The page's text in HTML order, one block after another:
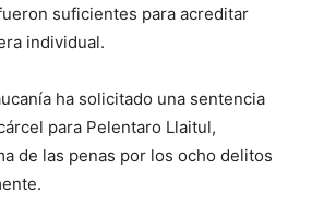
suficientes para acreditar
individual.
ha solicitado una sentencia
para Pelentaro Llaitul,
de las penas por los ocho delitos